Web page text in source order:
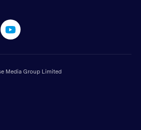
Media Group Limited